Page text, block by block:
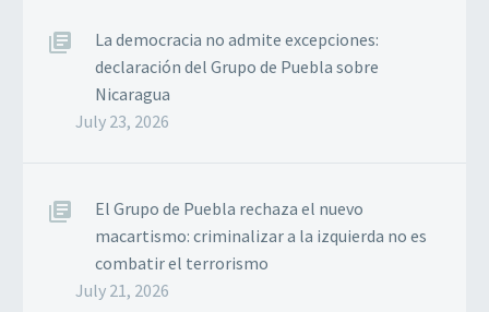
La democracia no admite excepciones:
declaración del Grupo de Puebla sobre
Nicaragua
July 23, 2026
El Grupo de Puebla rechaza el nuevo
macartismo: criminalizar a la izquierda no es
combatir el terrorismo
July 21, 2026